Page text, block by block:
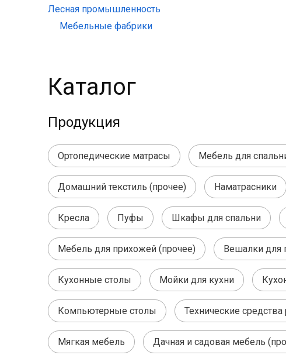
Лесная промышленность
Мебельные фабрики
Каталог
Продукция
Ортопедические матрасы Мебель для
Домашний текстиль (прочее) Наматрасники
Кресла Пуфы Шкафы для спальни
Мебель для прихожей (прочее) Вешалки для
Кухонные столы Мойки для кухни
Компьютерные столы Технические
Мягкая мебель Дачная и садовая мебель